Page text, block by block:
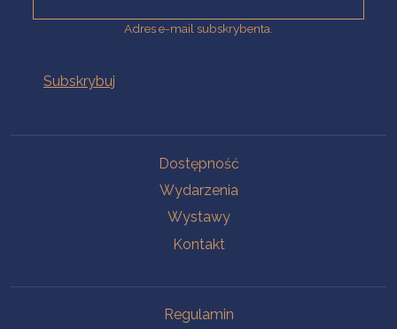
Adres e-mail subskrybenta.
Dostępność
Wydarzenia
Wystawy
Kontakt
Regulamin